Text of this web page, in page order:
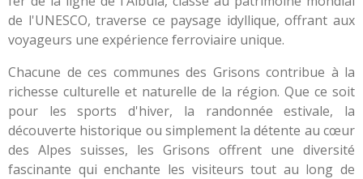
de l'UNESCO, traverse ce paysage idyllique, offrant aux
voyageurs une expérience ferroviaire unique.
Chacune de ces communes des Grisons contribue à la
richesse culturelle et naturelle de la région. Que ce soit
pour les sports d'hiver, la randonnée estivale, la
découverte historique ou simplement la détente au cœur
des Alpes suisses, les Grisons offrent une diversité
fascinante qui enchante les visiteurs tout au long de